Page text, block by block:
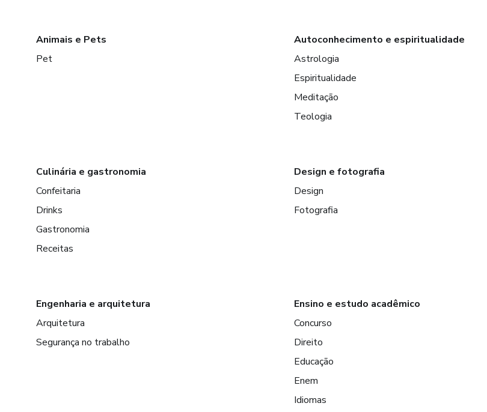
Animais e Pets
Pet
Autoconhecimento e espiritualidade
Astrologia
Espiritualidade
Meditação
Teologia
Culinária e gastronomia
Confeitaria
Drinks
Gastronomia
Receitas
Design e fotografia
Design
Fotografia
Engenharia e arquitetura
Arquitetura
Segurança no trabalho
Ensino e estudo acadêmico
Concurso
Direito
Educação
Enem
Idiomas